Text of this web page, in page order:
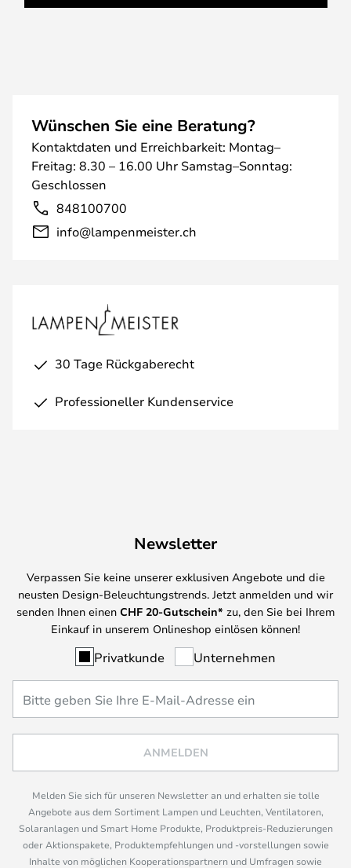
Wünschen Sie eine Beratung?
Kontaktdaten und Erreichbarkeit: Montag–
Freitag: 8.30 – 16.00 Uhr Samstag–Sonntag:
Geschlossen
848100700
info@lampenmeister.ch
30 Tage Rückgaberecht
Professioneller Kundenservice
Newsletter
Verpassen Sie keine unserer exklusiven Angebote und die
neusten Design-Beleuchtungstrends. Jetzt anmelden und wir
senden Ihnen einen CHF 20-Gutschein* zu, den Sie bei Ihrem
Einkauf in unserem Onlineshop einlösen können!
Privatkunde Unternehmen
ANMELDEN
Melden Sie sich für unseren Newsletter an und erhalten sie tolle
Angebote aus dem Sortiment Lampen und Leuchten, Ventilatoren,
Solaranlagen und Smart Home Produkte, Produktpreis-Reduzierungen
oder Aktionspakete, Produktempfehlungen und -vorstellungen sowie
Inhalte von möglichen Kooperationspartnern und Umfragen sowie